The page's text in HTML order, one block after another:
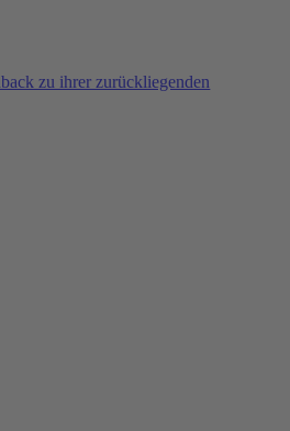
zu ihrer zurückliegenden